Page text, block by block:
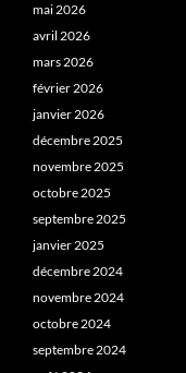
mai 2026
avril 2026
mars 2026
février 2026
janvier 2026
décembre 2025
novembre 2025
octobre 2025
septembre 2025
janvier 2025
décembre 2024
novembre 2024
octobre 2024
septembre 2024